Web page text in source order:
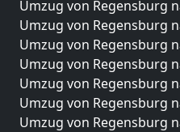
Umzug von Regensburg
Umzug von Regensburg
Umzug von Regensburg
Umzug von Regensburg
Umzug von Regensburg
Umzug von Regensburg
Umzug von Regensburg